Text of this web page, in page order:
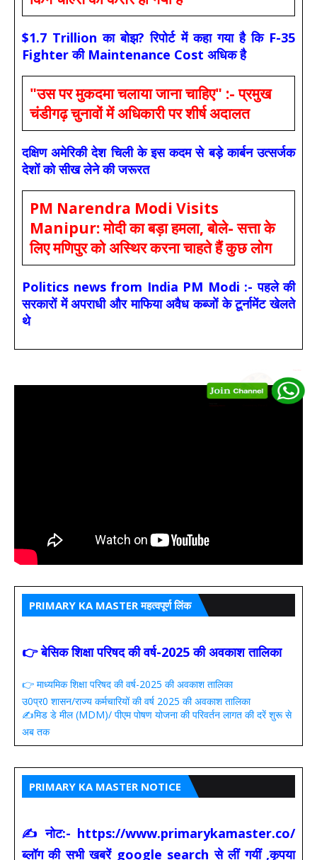
$1.7 Trillion का बोझ? रिपोर्ट में कहा गया है कि F-35
Fighter की Maintenance Cost अधिक है
"उस पर मुकदमा चलाया जाना चाहिए" :- प्रमुख
चंडीगढ़ चुनावों में अधिकारी पर शीर्ष अदालत
दक्षिण अमेरिकी देश चिली के इस कदम से बड़े कार्बन उत्सर्जक
देशों को सीख लेने की जरूरत
PM Narendra Modi Visits
Manipur: मोदी का बड़ा हमला, बोले- सत्ता के
लिए मणिपुर को अस्थिर करना चाहते हैं कुछ लोग
Politics news from India PM Modi :- पहले की
सरकारों में अपराधी और माफिया अवैध कब्जों के टूर्नामेंट खेलते
थे
PRIMARY KA MASTER महत्वपूर्ण लिंक
👉 बेसिक शिक्षा परिषद की वर्ष-2025 की अवकाश तालिका
👉 माध्यमिक शिक्षा परिषद की वर्ष-2025 की अवकाश तालिका
उ0प्र0 शासन/राज्य कर्मचारियों की वर्ष 2025 की अवकाश तालिका
✍️मिड डे मील (MDM)/ पीएम पोषण योजना की परिवर्तन लागत की दरें शुरू से
अब तक
PRIMARY KA MASTER NOTICE
✍ नोट:- https://www.primarykamaster.co/
ब्लॉग की सभी खबरें google search से लीं गयीं ,कृपया